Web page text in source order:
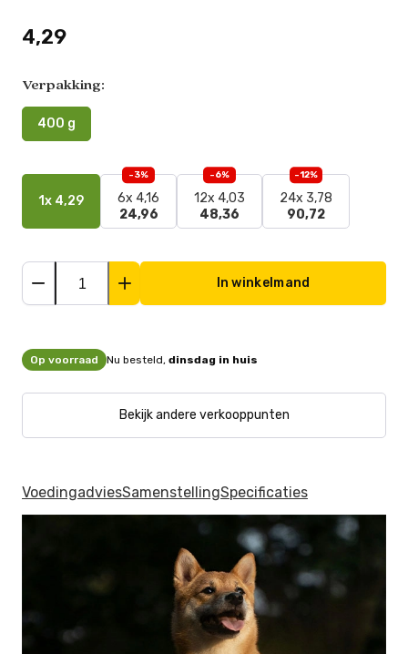
Verpakking:
400 g
1x 4,29
-3%
6x 4,16
24,96
-6%
12x 4,03
48,36
-12%
24x 3,78
90,72
4,29
In winkelmand
Op voorraad Nu besteld, dinsdag in huis
Bekijk andere verkooppunten
VoedingadviesSamenstellingSpecificaties